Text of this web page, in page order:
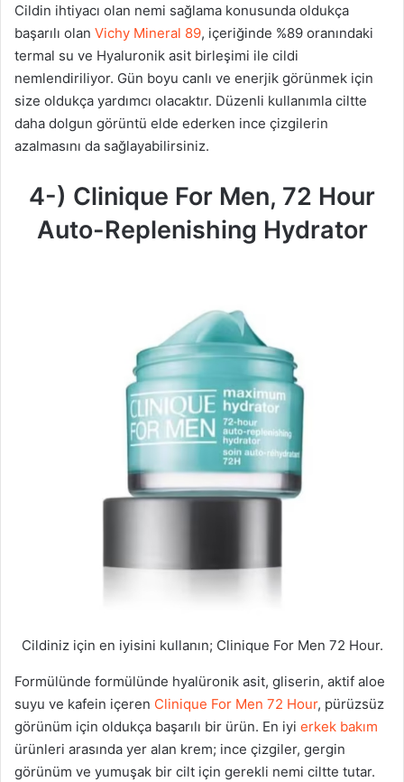
Cildin ihtiyacı olan nemi sağlama konusunda oldukça
başarılı olan Vichy Mineral 89, içeriğinde %89 oranındaki
termal su ve Hyaluronik asit birleşimi ile cildi
nemlendiriliyor. Gün boyu canlı ve enerjik görünmek için
size oldukça yardımcı olacaktır. Düzenli kullanımla ciltte
daha dolgun görüntü elde ederken ince çizgilerin
azalmasını da sağlayabilirsiniz.
4-) Clinique For Men, 72 Hour
Auto-Replenishing Hydrator
Cildiniz için en iyisini kullanın; Clinique For Men 72 Hour.
Formülünde formülünde hyalüronik asit, gliserin, aktif aloe
suyu ve kafein içeren Clinique For Men 72 Hour, pürüzsüz
görünüm için oldukça başarılı bir ürün. En iyi erkek bakım
ürünleri arasında yer alan krem; ince çizgiler, gergin
görünüm ve yumuşak bir cilt için gerekli nemi ciltte tutar.